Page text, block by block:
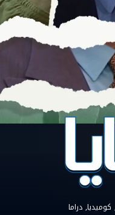
كوميديا دراما